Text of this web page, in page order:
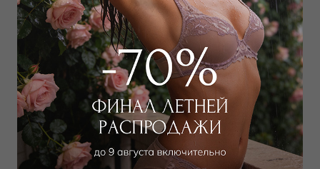
мягкий
11 250₽ 26 000₽
мягкий
4 590₽ 15 000₽